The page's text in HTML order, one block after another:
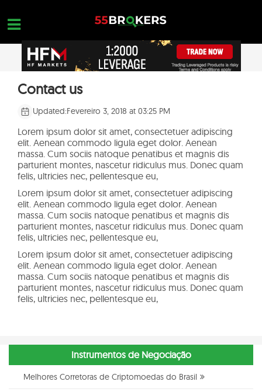
content
MELHOR CORRETORA PARA FOREX
FOREX GOLPES
EDUCAÇÃO EM FOREX
CONSULTAS DE NEGOCIAÇÃO
CONTATE-NOS
ABRA UMA CONTA GRATUITA
Contact us
Updated:Fevereiro 3, 2018 at 03:25 PM
Lorem ipsum dolor sit amet, consectetuer adipiscing
elit. Aenean commodo ligula eget dolor. Aenean
massa. Cum sociis natoque penatibus et magnis dis
parturient montes, nascetur ridiculus mus. Donec quam
felis, ultricies nec, pellentesque eu,
Lorem ipsum dolor sit amet, consectetuer adipiscing
elit. Aenean commodo ligula eget dolor. Aenean
massa. Cum sociis natoque penatibus et magnis dis
parturient montes, nascetur ridiculus mus. Donec quam
felis, ultricies nec, pellentesque eu,
Lorem ipsum dolor sit amet, consectetuer adipiscing
elit. Aenean commodo ligula eget dolor. Aenean
massa. Cum sociis natoque penatibus et magnis dis
parturient montes, nascetur ridiculus mus. Donec quam
felis, ultricies nec, pellentesque eu,
Instrumentos de Negociação
Melhores Corretoras de Criptomoedas do Brasil